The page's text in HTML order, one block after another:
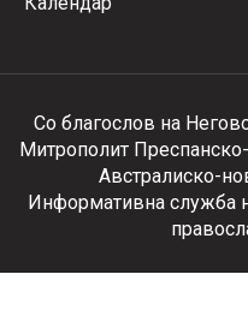
Со благослов на
Митрополит
Австралиско-
Информативна служба